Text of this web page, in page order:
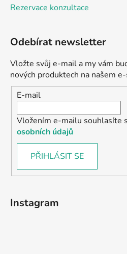
Rezervace konzultace
Odebírat newsletter
Vložte svůj e-mail a my vám
nových produktech na našem
E-mail
Vložením e-mailu souhlasíte s
osobních údajů
PŘIHLÁSIT SE
Instagram